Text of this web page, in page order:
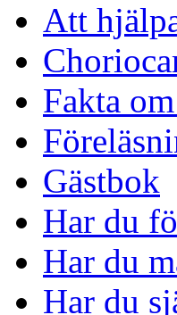
Att
Fakta
Gästbok
Har du
Har du
Har du